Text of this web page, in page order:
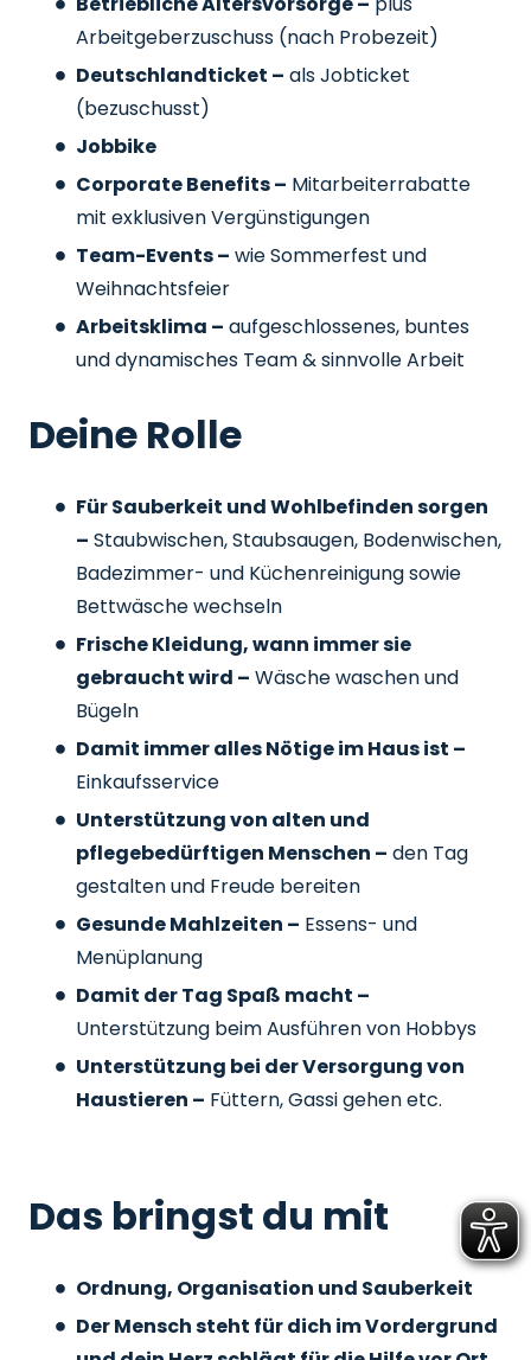
Arbeitgeberzuschuss (nach Probezeit)
Deutschlandticket – als Jobticket
(bezuschusst)
Jobbike
Corporate Benefits – Mitarbeiterrabatte
mit exklusiven Vergünstigungen
Team-Events – wie Sommerfest und
Weihnachtsfeier
Arbeitsklima – aufgeschlossenes, buntes
und dynamisches Team & sinnvolle Arbeit
Deine Rolle
Für Sauberkeit und Wohlbefinden sorgen
– Staubwischen, Staubsaugen, Bodenwischen,
Badezimmer- und Küchenreinigung sowie
Bettwäsche wechseln
Frische Kleidung, wann immer sie
gebraucht wird – Wäsche waschen und
Bügeln
Damit immer alles Nötige im Haus ist –
Einkaufsservice
Unterstützung von alten und
pflegebedürftigen Menschen – den Tag
gestalten und Freude bereiten
Gesunde Mahlzeiten – Essens- und
Menüplanung
Damit der Tag Spaß macht –
Unterstützung beim Ausführen von Hobbys
Unterstützung bei der Versorgung von
Haustieren – Füttern, Gassi gehen etc.
Das bringst du mit
Ordnung, Organisation und Sauberkeit
Der Mensch steht für dich im Vordergrund